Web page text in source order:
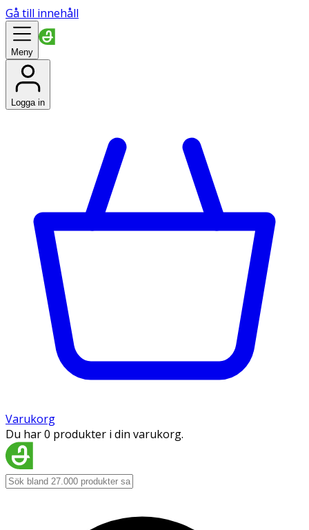
Gå till innehåll
Meny
Logga in
Varukorg
Du har 0 produkter i din varukorg.